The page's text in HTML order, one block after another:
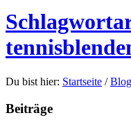
Du bist hier: Startseite / Blog
Beiträge